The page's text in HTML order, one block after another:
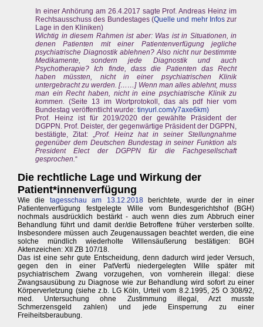
In einer Anhörung am 26.4.2017 sagte Prof. Andreas Heinz im
Rechtsausschuss des Bundestages (Quelle und mehr Infoszur
Lage in den Kliniken)
Wichtig in diesem Rahmen ist aber: Was ist in Situationen, in
denen Patienten mit einer Patientenverfügung jegliche
psychiatrische Diagnostik ablehnen? Also nicht nur bestimmte
Medikamente, sondern jede Diagnostik und auch
Psychotherapie? Ich finde, dass die Patienten das Recht
haben müssten, nicht in einer psychiatrischen Klinik
untergebracht zu werden. [……] Wenn man alles ablehnt, muss
man ein Recht haben, nicht in eine psychiatrische Klinik zu
kommen. (Seite 13 im Wortprotokoll, das als pdf hier vom
Bundestag veröffentlicht wurde: tinyurl.com/y7axe6km)
Prof. Heinz ist für 2019/2020 der gewählte Präsident der
DGPPN. Prof. Deister, der gegenwärtige Präsident der DGPPN,
bestätigte, Zitat: „Prof. Heinz hat in seiner Stellungnahme
gegenüber dem Deutschen Bundestag in seiner Funktion als
President Elect der DGPPN für die Fachgesellschaft
gesprochen.“
Die rechtliche Lage und Wirkung der
Patient*innenverfügung
Wie die tagesschau am 13.12.2018berichtete, wurde der in einer
Patientenverfügung festgelegte Wille vom Bundesgerichtshof (BGH)
nochmals ausdrücklich bestärkt - auch wenn dies zum Abbruch einer
Behandlung führt und damit der/die Betroffene früher versterben sollte.
Insbesondere müssen auch Zeugenaussagen beachtet werden, die eine
solche mündlich wiederholte Willensäußerung bestätigen: BGH
Aktenzeichen: XII ZB 107/18.
Das ist eine sehr gute Entscheidung, denn dadurch wird jeder Versuch,
gegen den in einer PatVerfü niedergelegten Wille später mit
psychiatrischem Zwang vorzugehen, von vornherein illegal: diese
Zwangsausübung zu Diagnose wie zur Behandlung wird sofort zu einer
Körperverletzung (siehe z.b. LG Köln, Urteil vom 8.2.1995, 25 O 308/92,
med. Untersuchung ohne Zustimmung illegal, Arzt musste
Schmerzensgeld zahlen) und jede Einsperrung zu einer
Freiheitsberaubung.